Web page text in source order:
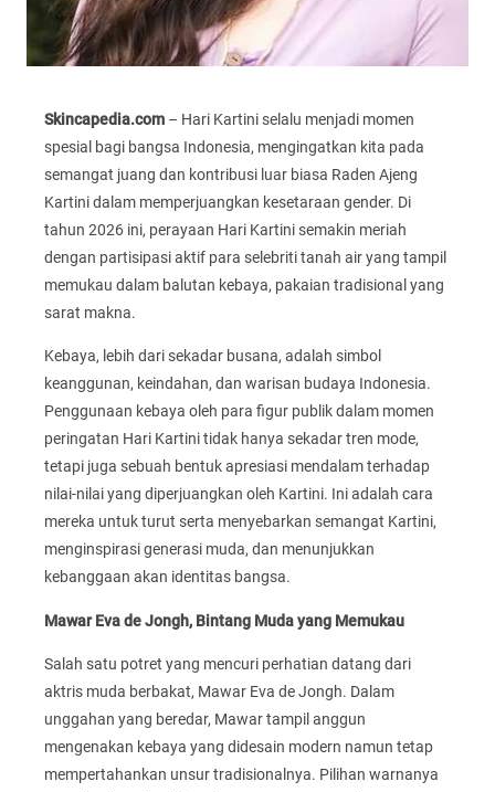
Skincapedia.com – Hari Kartini selalu menjadi momen
spesial bagi bangsa Indonesia, mengingatkan kita pada
semangat juang dan kontribusi luar biasa Raden Ajeng
Kartini dalam memperjuangkan kesetaraan gender. Di
tahun 2026 ini, perayaan Hari Kartini semakin meriah
dengan partisipasi aktif para selebriti tanah air yang tampil
memukau dalam balutan kebaya, pakaian tradisional yang
sarat makna.
Kebaya, lebih dari sekadar busana, adalah simbol
keanggunan, keindahan, dan warisan budaya Indonesia.
Penggunaan kebaya oleh para figur publik dalam momen
peringatan Hari Kartini tidak hanya sekadar tren mode,
tetapi juga sebuah bentuk apresiasi mendalam terhadap
nilai-nilai yang diperjuangkan oleh Kartini. Ini adalah cara
mereka untuk turut serta menyebarkan semangat Kartini,
menginspirasi generasi muda, dan menunjukkan
kebanggaan akan identitas bangsa.
Mawar Eva de Jongh, Bintang Muda yang Memukau
Salah satu potret yang mencuri perhatian datang dari
aktris muda berbakat, Mawar Eva de Jongh. Dalam
unggahan yang beredar, Mawar tampil anggun
mengenakan kebaya yang didesain modern namun tetap
mempertahankan unsur tradisionalnya. Pilihan warnanya